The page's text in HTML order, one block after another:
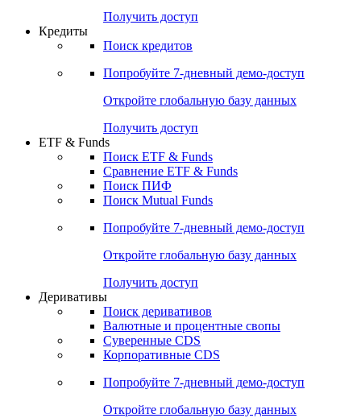
Попробуйте7-дневный
Откройте глобальную базу данных
Получить доступ
Поиск кредитов
Попробуйте7-дневный
Откройте глобальную базу данных
Получить доступ
ETF & Funds
Сравнение ETF & Funds
Поиск Mutual Funds
Попробуйте7-дневный
Откройте глобальную базу данных
Получить доступ
Деривативы
Валютные и процентные свопы
Корпоративные CDS